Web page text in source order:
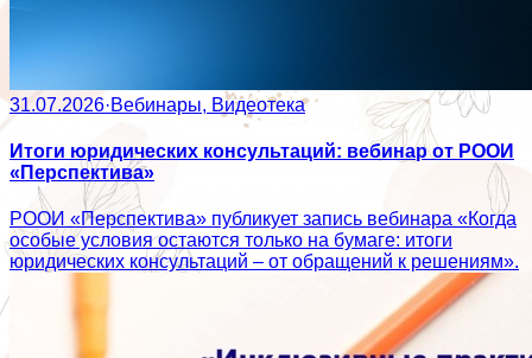
31.07.2026·Вебинары, Видеотека
Итоги юридических консультаций: вебинар от РООИ
«Перспектива»
РООИ «Перспектива» публикует запись вебинара «Когда
особые условия остаются только на бумаге: итоги
юридических консультаций – от обращений к решениям».